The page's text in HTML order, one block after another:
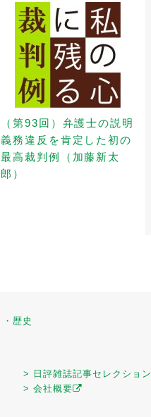
（第93回）弁護士の説明
義務違反を肯定した初の
最高裁判例（加藤新太
郎）
・歴史
> 日評雑誌記事セレクション
> 会社概要